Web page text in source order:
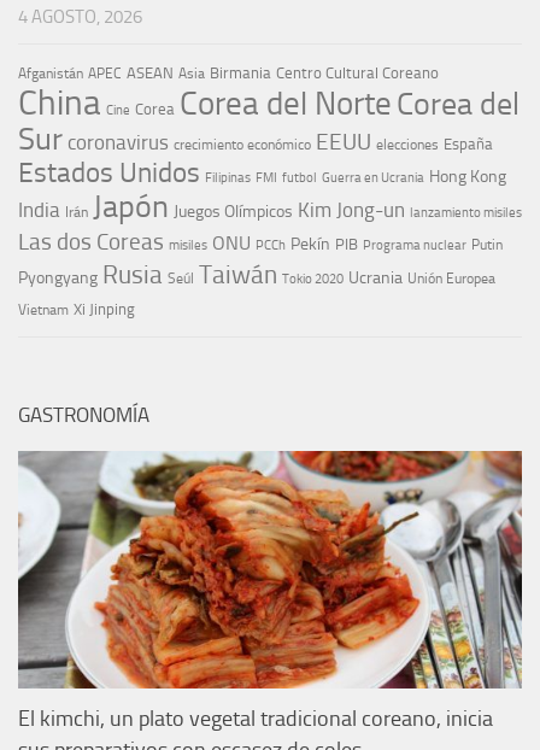
4 AGOSTO, 2026
Afganistán APEC ASEAN Asia Birmania Centro Cultural Coreano
China Cine Corea Corea del NorteCorea del
Sur coronavirus crecimiento económico EEUU elecciones España
Estados Unidos Filipinas FMI futbol Guerra en Ucrania Hong Kong
India Irán Japón Juegos Olímpicos Kim Jong-un lanzamiento misiles
Las dos Coreas misiles ONU PCCh Pekín PIB Programa nuclear Putin
Pyongyang Rusia Seúl Taiwán Tokio 2020 Ucrania Unión Europea
Vietnam Xi Jinping
GASTRONOMÍA
El kimchi, un plato vegetal tradicional coreano, inicia